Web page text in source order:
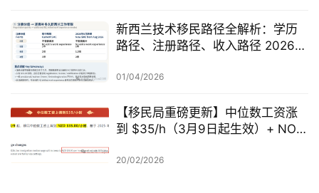
新西兰技术移民路径全解析：学历
路径、注册路径、收入路径 2026年
01/04/2026
【移民局重磅更新】中位数工资涨
到 $35/h（3月9日起生效）+ NOL
业
20/02/2026